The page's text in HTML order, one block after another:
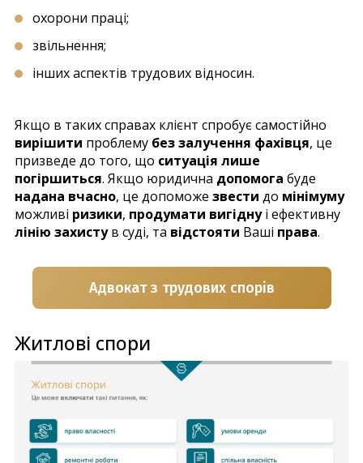
охорони праці;
звільнення;
інших аспектів трудових відносин.
Якщо в таких справах клієнт спробує самостійно
вирішити проблему без залучення фахівця, це
призведе до того, що ситуація лише
погіршиться. Якщо юридична допомога буде
надана вчасно, це допоможе звести до мінімуму
можливі ризики, продумати вигіднуі ефективну
лінію захистув суді, та відстояти Ваші права.
Адвокат з трудових спорів
Житлові спори